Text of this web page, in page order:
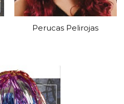
Perucas Pelirojas